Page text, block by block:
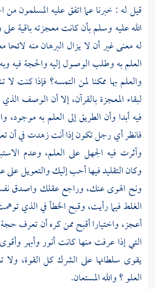
قيل له : خبرنا عما اتفق عليه المسلمون
الله عليه وسلم بأن كانت معجزته باقية
له معنى غير أن لا يزال البرهان منه
العلم به وطلب الوصول إليه والحجة فيه
والعلم بها ممكنا لمن التمسه؟ فإذا كنت
لبقاء المعجزة بالقرآن، إلا أن الوصف
فيه أبدا وأن الطريق إلى العلم به موجود،
فانظر أي رجل تكون إذا أنت زهدت في أن
وآثرت فيه الجهل على العلم، وعدم
وكان التقليد فيها أحب إليك والتعويل
ونح الهوى عنك، وراجع عقلك واصدق
الغلط فيما رأيت، وقبح الخطأ في الذي
أعجز، واختيارا أقبح ممن كره أن تعرف حجة
التي إذا عرفت منها كانت أنور وأبهر
يقوى سلطانها على الشرك كل القوة، ولا
العلو ؟ والله المستعان.